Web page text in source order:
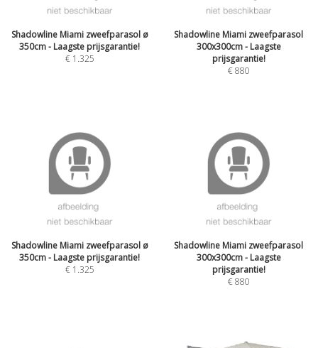
Shadowline Miami zweefparasol ø
350cm - Laagste prijsgarantie!
€ 1.325
Shadowline Miami zweefparasol
300x300cm - Laagste
prijsgarantie!
€880
Shadowline Miami zweefparasol ø
350cm - Laagste prijsgarantie!
€ 1.325
Shadowline Miami zweefparasol
300x300cm - Laagste
prijsgarantie!
€880